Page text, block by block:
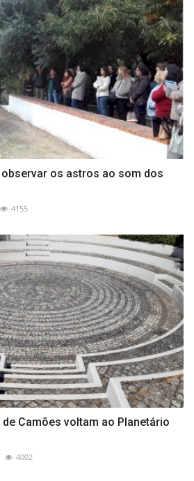
os astros ao som dos
4155
Camões voltam ao Planetário
4002